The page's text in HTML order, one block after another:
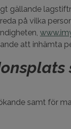
gällande
på vilka
att inhämta
samt för